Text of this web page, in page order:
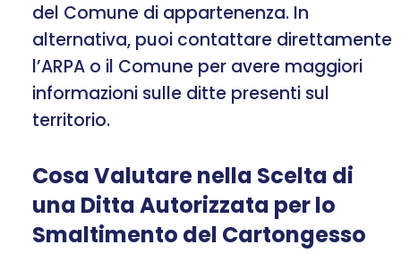
del Comune di appartenenza. In
alternativa, puoi contattare direttamente
l’ARPA o il Comune per avere maggiori
informazioni sulle ditte presenti sul
territorio.
Cosa Valutare nella Scelta di
una Ditta Autorizzata per lo
Smaltimento del Cartongesso